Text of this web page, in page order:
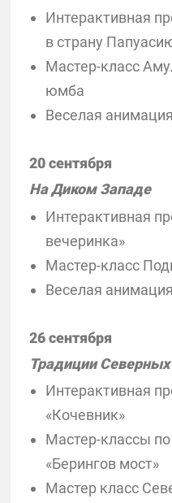
Интерактивная
в страну
Мастер-класс
юмба
Веселая анимация
20 сентября
На Диком Западе
Интерактивная
вечеринка»
Мастер-класс
Веселая анимация
26 сентября
Традиции
Интерактивная
«Кочевник»
Мастер-классы
«Берингов мост»
Мастер класс